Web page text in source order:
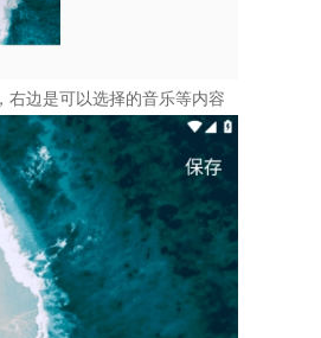
右边是可以选择的音乐等内容